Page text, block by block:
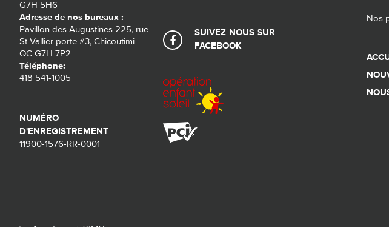
G7H 5H6
Adresse de nos bureaux :
Pavillon des Augustines 225, rue
St-Vallier porte #3, Chicoutimi
QC G7H 7P2
Téléphone:
418 541-1005
NUMÉRO
D'ENREGISTREMENT
11900-1576-RR-0001
SUIVEZ-NOUS SUR
FACEBOOK
Nos